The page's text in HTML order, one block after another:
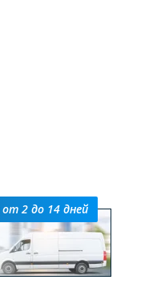
от 2 до 14 дней